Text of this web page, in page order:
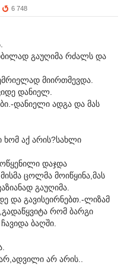
6 748
გაუღიმა რძალს და
მიირთმევდა.
დანიელ.
დანიელი ადგა და მას
აქ არის?სახლი
დაჯდა
ცოლმა მოიწყინა,მას
გაუღიმა.
და გავისეირნებთ.-ლიზამ
რომ ბარგი
ბაღში.
არ არის..